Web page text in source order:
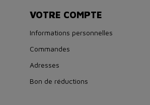
VOTRE COMPTE
Informations personnelles
Commandes
Adresses
Bon de réductions